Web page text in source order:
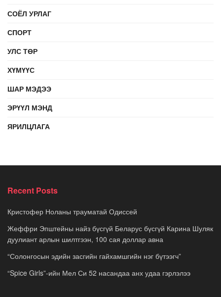
СОЁЛ УРЛАГ
СПОРТ
УЛС ТӨР
ХҮМҮҮС
ШАР МЭДЭЭ
ЭРҮҮЛ МЭНД
ЯРИЛЦЛАГА
Recent Posts
Кристофер Ноланы трауматай Одиссей
Жеффри Эпштейны найз бүсгүй Беларус бүсгүй Карина Шуляк
дуулиант арлын шилтгээн, 100 сая доллар авна
“Солонгосын эдийн засгийн гайхамшгийн нэг бүтээгч”
“Spice Girls”-ийн Мел Си 52 насандаа анх удаа гэрлэлээ